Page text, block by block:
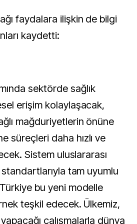
faydalara ilişkin de bilgi
kaydetti:
sektörde sağlık
erişim kolaylaşacak,
mağduriyetlerin önüne
süreçleri daha hızlı ve
Sistem uluslararası
standartlarıyla tam uyumlu
bu yeni modelle
teşkil edecek. Ülkemiz,
yapacağı çalışmalarla dünya